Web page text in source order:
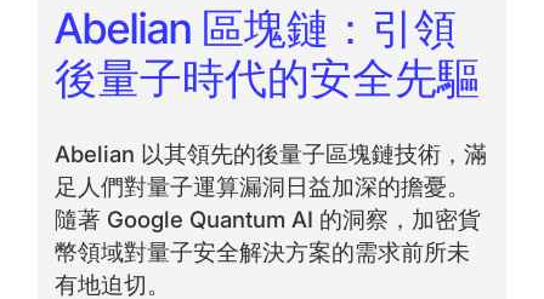
Abelian 區塊鏈：引領
後量子時代的安全先驅
Abelian 以其領先的後量子區塊鏈技術，滿
足人們對量子運算漏洞日益加深的擔憂。
隨著 Google Quantum AI 的洞察，加密貨
幣領域對量子安全解決方案的需求前所未
有地迫切。